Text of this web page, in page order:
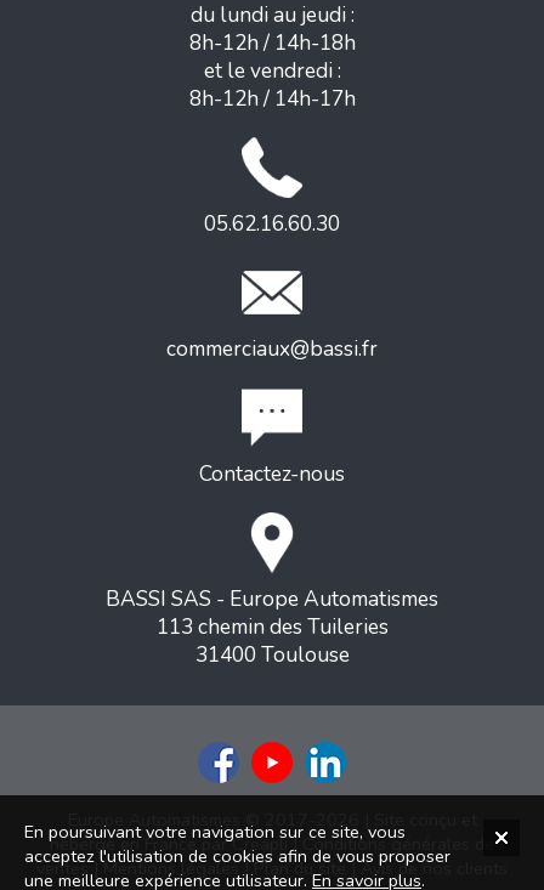
du lundi au jeudi :
8h-12h / 14h-18h
et le vendredi :
8h-12h / 14h-17h
05.62.16.60.30
commerciaux@bassi.fr
Contactez-nous
BASSI SAS - Europe Automatismes
113 chemin des Tuileries
31400 Toulouse
Europe Automatismes © 2017-2026 | Site conçu et
hébergé en France parCreapli| Conditions générales de
ventes|Mentions légales|Plan du site|Avis de nos clients
En poursuivant votre navigation sur ce site, vous
acceptez l'utilisation de cookies afin de vous proposer
une meilleure expérience utilisateur. En savoir plus.